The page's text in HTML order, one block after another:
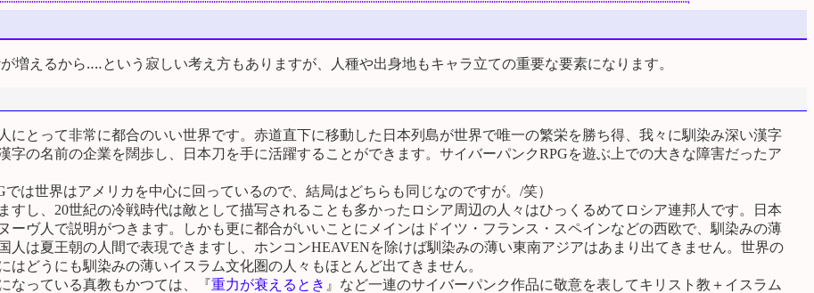
えるから‥‥という寂しい考え方もありますが、人種や出身地もキャラ立ての重要な要素になります。
とって非常に都合のいい世界です。赤道直下に移動した日本列島が世界で唯一の繁栄を勝ち得、我々に馴染み深い漢字
の名前の企業を闊歩し、日本刀を手に活躍することができます。サイバーパンクRPGを遊ぶ上での大きな障害だったア
は世界はアメリカを中心に回っているので、結局はどちらも同じなのですが。/笑）
し、20世紀の冷戦時代は敵として描写されることも多かったロシア周辺の人々はひっくるめてロシア連邦人です。日本
ーヴ人で説明がつきます。しかも更に都合がいいことにメインはドイツ・フランス・スペインなどの西欧で、馴染みの薄
人は夏王朝の人間で表現できますし、ホンコンHEAVENを除けば馴染みの薄い東南アジアはあまり出てきません。世界の
どうにも馴染みの薄いイスラム文化圏の人々もほとんど出てきません。
なっている真教もかつては、『重力が衰えるとき 』など一連のサイバーパンク作品に敬意を表してキリスト教＋イスラム